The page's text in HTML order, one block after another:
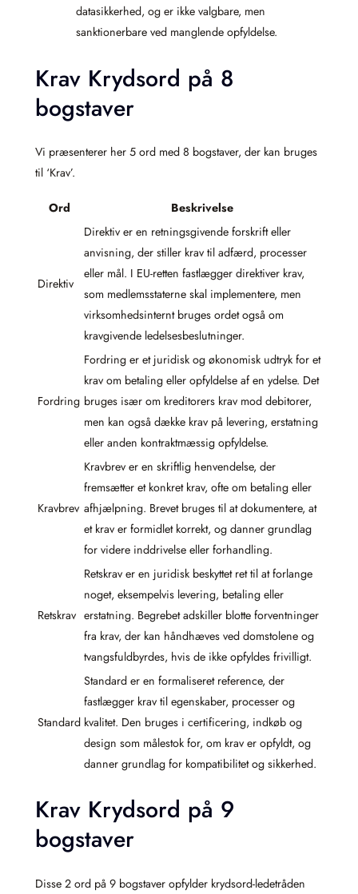
datasikkerhed, og er ikke valgbare, men
sanktionerbare ved manglende opfyldelse.
Krav Krydsord på 8
bogstaver
Vi præsenterer her 5 ord med 8 bogstaver, der kan bruges
til ‘Krav’.
Ord Beskrivelse
Direktiv
Direktiv er en retningsgivende forskrift eller
anvisning, der stiller krav til adfærd, processer
eller mål. I EU-retten fastlægger direktiver krav,
som medlemsstaterne skal implementere, men
virksomhedsinternt bruges ordet også om
kravgivende ledelsesbeslutninger.
Fordring
Fordring er et juridisk og økonomisk udtryk for et
krav om betaling eller opfyldelse af en ydelse. Det
bruges især om kreditorers krav mod debitorer,
men kan også dække krav på levering, erstatning
eller anden kontraktmæssig opfyldelse.
Kravbrev
Kravbrev er en skriftlig henvendelse, der
fremsætter et konkret krav, ofte om betaling eller
afhjælpning. Brevet bruges til at dokumentere, at
et krav er formidlet korrekt, og danner grundlag
for videre inddrivelse eller forhandling.
Retskrav
Retskrav er en juridisk beskyttet ret til at forlange
noget, eksempelvis levering, betaling eller
erstatning. Begrebet adskiller blotte forventninger
fra krav, der kan håndhæves ved domstolene og
tvangsfuldbyrdes, hvis de ikke opfyldes frivilligt.
Standard
Standard er en formaliseret reference, der
fastlægger krav til egenskaber, processer og
kvalitet. Den bruges i certificering, indkøb og
design som målestok for, om krav er opfyldt, og
danner grundlag for kompatibilitet og sikkerhed.
Krav Krydsord på 9
bogstaver
Disse 2 ord på 9 bogstaver opfylder krydsord-ledetråden